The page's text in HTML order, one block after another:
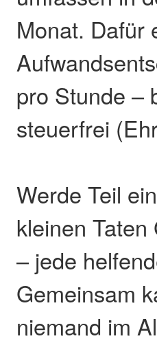
Monat. Dafür
pro Stunde –
steuerfrei
Werde Teil
kleinen
– jede
Gemeinsam
niemand im